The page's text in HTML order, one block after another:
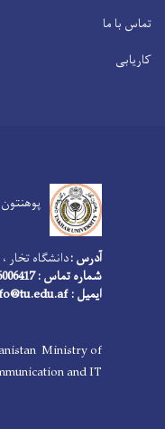
تماس با ما
کاریابی
آدرس :دانشگاه تخار
شماره تماس : 93766006417
ایمیل : info@tu.edu.af
Ministry of
and IT